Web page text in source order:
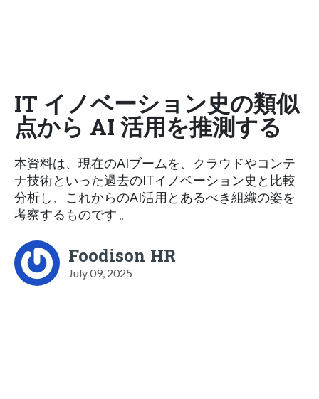
IT イノベーション史の類似
点から AI 活用を推測する
本資料は、現在のAIブームを、クラウドやコンテ
ナ技術といった過去のITイノベーション史と比較
分析し、これからのAI活用とあるべき組織の姿を
考察するものです 。
Foodison HR
July 09, 2025